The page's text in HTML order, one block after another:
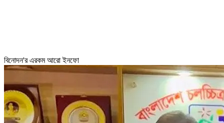
বিনোদন'র এরকম আরো ইনফো